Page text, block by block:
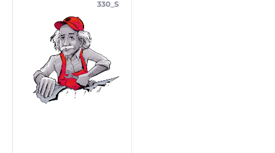
330_S